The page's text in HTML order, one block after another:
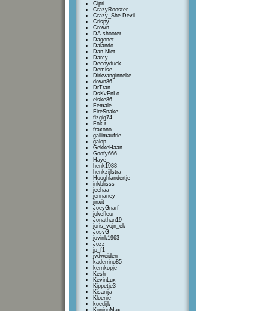
Cipri
CrazyRooster
Crazy_She-Devil
Crispy
Crown
DA-shooter
Dagonet
Dalando
Dan-Niet
Darcy
Decoyduck
Demise
Dirkvanginneke
down86
DrTran
DsKvEnLo
elske86
Female
FireSnake
fizgig74
Fok.r
fraxono
gallimaufrie
galop
GekkeHaan
Goofy666
Haye_
henk1988
henkzijlstra
Hooghlandertje
inkblisss
jeehaa
jennaney
jinxit
JoeyGnarf
jokefleur
Jonathan19
joris_vojn_ek
JosvG
jovink1963
Jozz
jp_f1
jvdweiden
kaderrino85
kernkopje
Kesh
KevinLux
Kippetje3
Kisanija
Kloenie
koedijk
KoningMax